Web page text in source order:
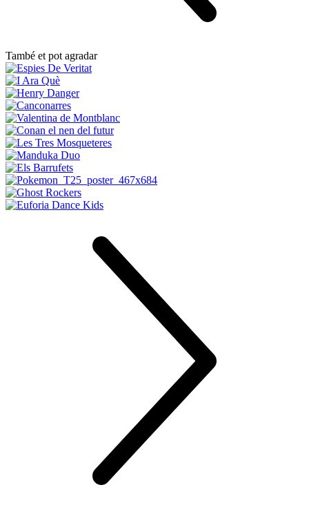
També et pot agradar